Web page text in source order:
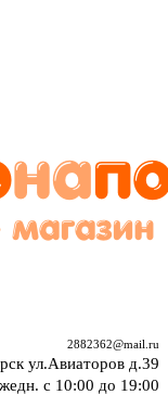
2882362@mail.ru
ул.Авиаторов д.39
с 10:00 до 19:00